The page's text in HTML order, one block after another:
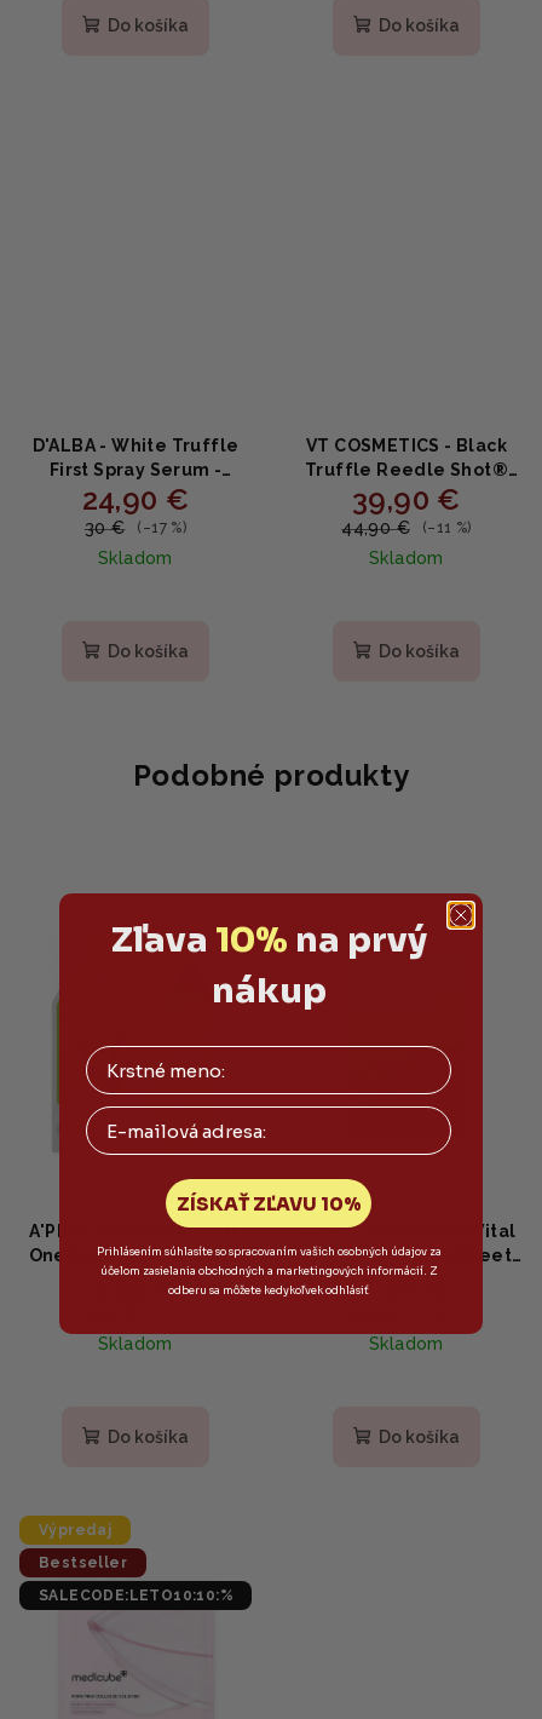
produktu
Do košíka Do košíka
D'ALBA - White Truffle
First Spray Serum -
Rozjasňujúce a
hydratačná sérum v
spreji 100ml
24,90 €
30 € (–17 %)
Skladom
Do košíka
VT COSMETICS - Black
Truffle Reedle Shot®
100 - Omladzujúce
sérum s čiernym
hľuzovkovým extraktom
a niacínamidom 50ml
39,90 €
44,90 € (–11 %)
Skladom
Do košíka
Podobné produkty
A'PIEU - Green Tea Milk
One Pack - Upokojujúca
hydratačná plátenná
a mliečnymi extraktmi
21g
1,39 €
Skladom
Do košíka
AXIS-Y - 61% Green Vital
Energy Complex Sheet
Mask - Upokojujúca
artemisie a centellou
27ml
2,50 €
Skladom
Do košíka
Výpredaj
Bestseller
SALECODE:LETO10:10:%
Zľava 10% na prvý
nákup
Email
ZÍSKAŤ ZĽAVU 10%
Prihlásením súhlasíte so spracovaním vašich osobných údajov za
účelom zasielania obchodných a marketingových informácií. Z
odberu sa môžete kedykoľvek odhlásiť